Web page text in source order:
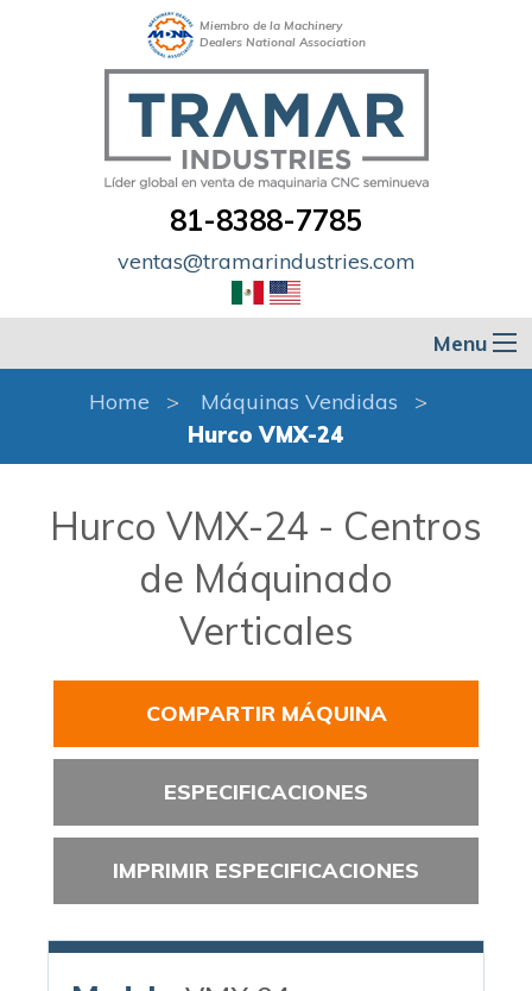
Miembro de la Machinery
Dealers National Association
81-8388-7785
ventas@tramarindustries.com
Menu
Home
Máquinas Vendidas
Hurco VMX-24
Hurco VMX-24 - Centros
de Máquinado
Verticales
COMPARTIR MÁQUINA
ESPECIFICACIONES
IMPRIMIR ESPECIFICACIONES